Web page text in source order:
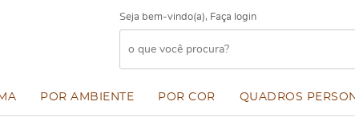
Seja bem-vindo(a), Faça login
POR AMBIENTE POR COR QUADROS